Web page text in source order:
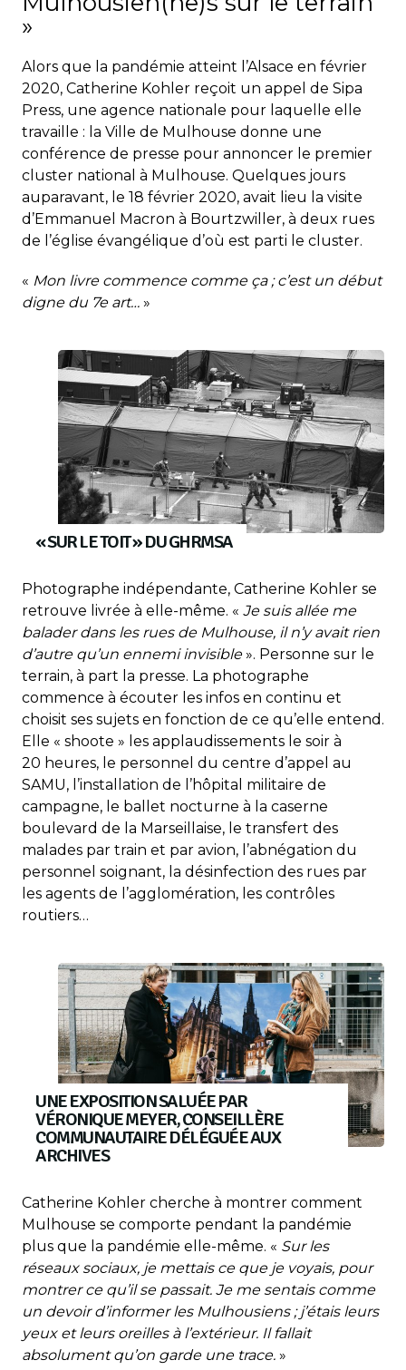
»
Alors que la pandémie atteint l’Alsace en février
2020, Catherine Kohler reçoit un appel de Sipa
Press, une agence nationale pour laquelle elle
travaille : la Ville de Mulhouse donne une
conférence de presse pour annoncer le premier
cluster national à Mulhouse. Quelques jours
auparavant, le 18 février 2020, avait lieu la visite
d’Emmanuel Macron à Bourtzwiller, à deux rues
de l’église évangélique d’où est parti le cluster.
« Mon livre commence comme ça ; c’est un début
digne du 7e art… »
« SUR LE TOIT » DU GHRMSA
Photographe indépendante, Catherine Kohler se
retrouve livrée à elle-même. « Je suis allée me
balader dans les rues de Mulhouse, il n’y avait rien
d’autre qu’un ennemi invisible». Personne sur le
terrain, à part la presse. La photographe
commence à écouter les infos en continu et
choisit ses sujets en fonction de ce qu’elle entend.
Elle « shoote » les applaudissements le soir à
20 heures, le personnel du centre d’appel au
SAMU, l’installation de l’hôpital militaire de
campagne, le ballet nocturne à la caserne
boulevard de la Marseillaise, le transfert des
malades par train et par avion, l’abnégation du
personnel soignant, la désinfection des rues par
les agents de l’agglomération, les contrôles
routiers…
UNE EXPOSITION SALUÉE PAR
VÉRONIQUE MEYER, CONSEILLÈRE
COMMUNAUTAIRE DÉLÉGUÉE AUX
ARCHIVES
Catherine Kohler cherche à montrer comment
Mulhouse se comporte pendant la pandémie
plus que la pandémie elle-même. « Sur les
réseaux sociaux, je mettais ce que je voyais, pour
montrer ce qu’il se passait. Je me sentais comme
un devoir d’informer les Mulhousiens ; j’étais leurs
yeux et leurs oreilles à l’extérieur. Il fallait
absolument qu’on garde une trace. »